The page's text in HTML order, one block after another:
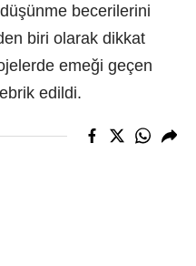
becerilerini
biri olarak dikkat
emeği geçen
edildi.